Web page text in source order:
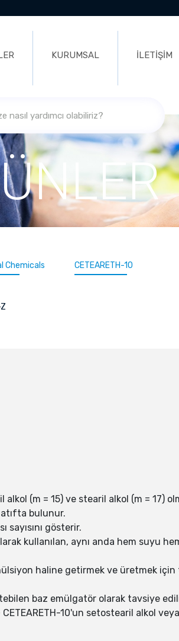
KURUMSAL İLETİŞİM
Chemicals CETEARETH-10
(m = 15) ve stearil alkol (m = 17)
atıfta bulunur.
sayısını gösterir.
kullanılan, aynı anda hem suyu
haline getirmek ve üretmek
baz emülgatör olarak tavsiye
10'un setostearil alkol